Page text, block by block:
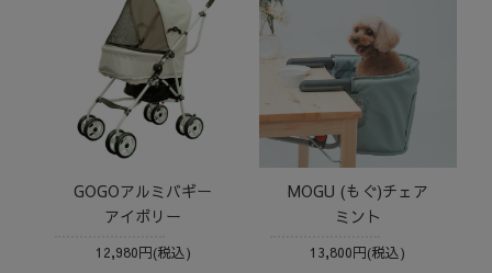
GOGOアルミバギー
アイボリー
12,980円(税込)
MOGU (もぐ)チェア
ミント
13,800円(税込)